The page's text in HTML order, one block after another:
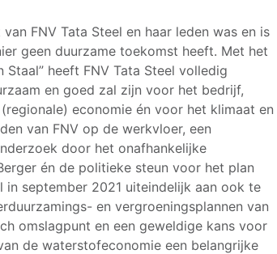
FNV Tata Steel en haar leden was en is
geen duurzame toekomst heeft. Met het
Staal” heeft FNV Tata Steel volledig
en goed zal zijn voor het bedrijf,
economie én voor het klimaat en
van FNV op de werkvloer, een
door het onafhankelijke
én de politieke steun voor het plan
in september 2021 uiteindelijk aan ook te
en vergroeningsplannen van
omslagpunt en een geweldige kans voor
de waterstofeconomie een belangrijke